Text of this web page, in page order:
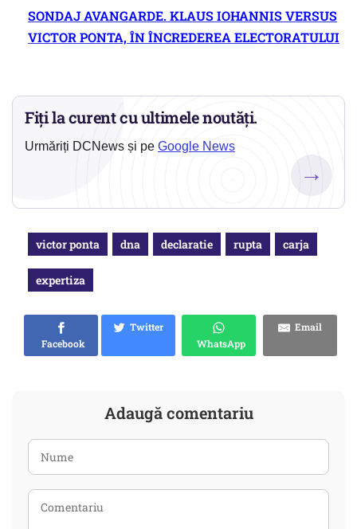
SONDAJ AVANGARDE. KLAUS IOHANNIS VERSUS
VICTOR PONTA, ÎN ÎNCREDEREA ELECTORATULUI
Fiți la curent cu ultimele noutăți.
Urmăriți DCNews și pe Google News
→
victor ponta dna declaratie rupta carja
expertiza
Facebook
Twitter
WhatsApp
Email
Adaugă comentariu